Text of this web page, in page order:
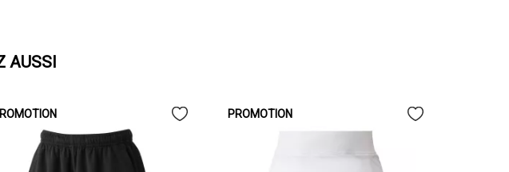
AUSSI
PROMOTION